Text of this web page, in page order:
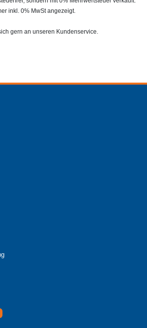
inkl. 0% MwSt angezeigt.
gern an unseren Kundenservice.